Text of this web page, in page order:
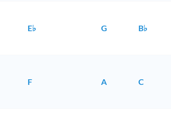
E♭ G B♭
F A C